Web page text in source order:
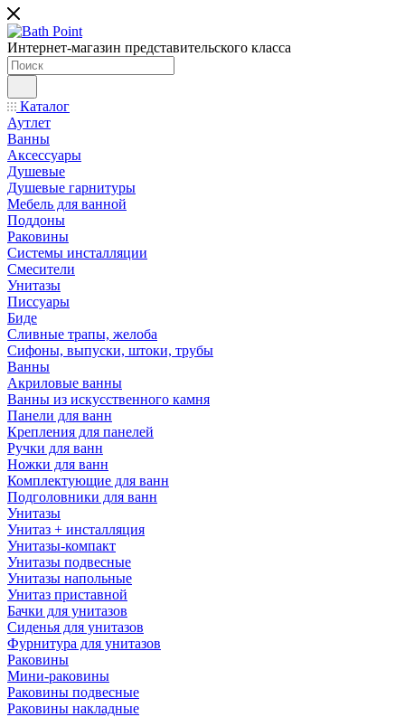
Интернет-магазин представительского класса
Каталог
Аутлет
Ванны
Аксессуары
Душевые
Душевые гарнитуры
Мебель для ванной
Поддоны
Раковины
Системы инсталляции
Смесители
Унитазы
Писсуары
Биде
Сливные трапы, желоба
Сифоны, выпуски, штоки, трубы
Ванны
Акриловые ванны
Ванны из искусственного камня
Панели для ванн
Крепления для панелей
Ручки для ванн
Ножки для ванн
Комплектующие для ванн
Подголовники для ванн
Унитазы
Унитаз + инсталляция
Унитазы-компакт
Унитазы подвесные
Унитазы напольные
Унитаз приставной
Бачки для унитазов
Сиденья для унитазов
Фурнитура для унитазов
Раковины
Мини-раковины
Раковины подвесные
Раковины накладные